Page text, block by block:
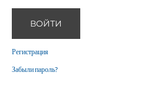
ВОЙТИ
Регистрация
Забыли пароль?